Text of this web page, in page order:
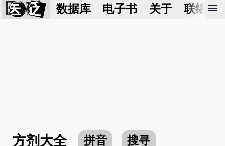
医 砭 数据库 电子书 关于 联络我
menu
方剂大全 拼音 搜寻